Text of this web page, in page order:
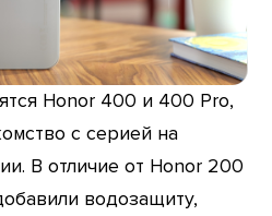
Honor 400 и 400 Pro,
с серией на
В отличие от Honor 200
водозащиту,